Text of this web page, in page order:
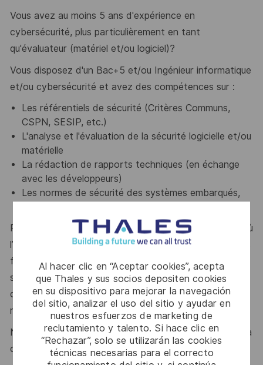
Al hacer clic en “Aceptar cookies”, acepta
que Thales y sus socios depositen cookies
en su dispositivo para mejorar la navegación
del sitio, analizar el uso del sitio y ayudar en
nuestros esfuerzos de marketing de
reclutamiento y talento. Si hace clic en
“Rechazar”, solo se utilizarán las cookies
técnicas necesarias para el correcto
Vous avez au moins 5 ans d'expérience en
cybersécurité, plus particulièrement en tant
qu'évaluateur (matériel et/ou logiciel)?
Vous disposez d'un Bac+5 et/ou Ingénieur informatique
et/ou cybersécurité et avez des compétences sur :
Les référentiels de sécurité (Critères Communs,
CSPN, SESIP, etc.)
L'analyse et l'évaluation de la sécurité logicielle et/ou
matérielle
La rédaction de rapports techniques (en échange
avec les développeurs)
Les normes de sécurité des systèmes embarqués,
Rejoindre notre service, c’est intégrer un laboratoire où
l’excellence technique est au cœur de tout ce que nous
faisons. Nous travaillons sur des projets variés et
stimulants pour des clients mondialement reconnus, ce
qui nous pousse chaque jour à nous dépasser et à
rester à la pointe des technologies.
Notre force ? une équipe à taille humaine, soudée, où la
cohésion et l’entraide sont naturelles.